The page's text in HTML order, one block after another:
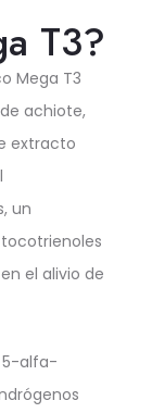
T3?
Mega T3
achiote,
extracto
un
el alivio de
5-alfa-